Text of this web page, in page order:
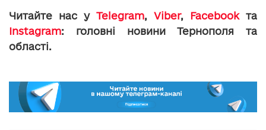
Читайте нас у Telegram, Viber, Facebookта
Instagram: головні новини Тернополя та
області.